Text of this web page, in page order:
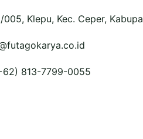
Klepu, Kec. Ceper,
813-7799-0055